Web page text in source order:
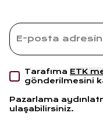
Tarafıma ETK
gönderilmesini
Pazarlama
ulaşabilirsiniz.